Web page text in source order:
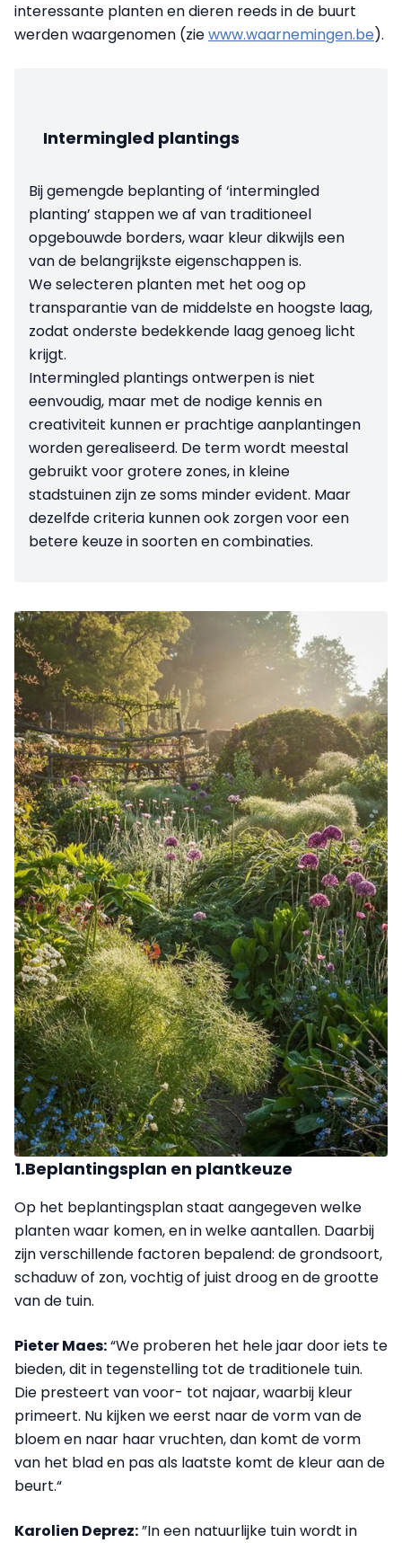
interessante planten en dieren reeds in de buurt
werden waargenomen (ziewww.waarnemingen.be).
Intermingled plantings
Bij gemengde beplanting of ‘intermingled
planting’ stappen we af van traditioneel
opgebouwde borders, waar kleur dikwijls een
van de belangrijkste eigenschappen is.
We selecteren planten met het oog op
transparantie van de middelste en hoogste laag,
zodat onderste bedekkende laag genoeg licht
krijgt.
Intermingled plantings ontwerpen is niet
eenvoudig, maar met de nodige kennis en
creativiteit kunnen er prachtige aanplantingen
worden gerealiseerd. De term wordt meestal
gebruikt voor grotere zones, in kleine
stadstuinen zijn ze soms minder evident. Maar
dezelfde criteria kunnen ook zorgen voor een
betere keuze in soorten en combinaties.
1.Beplantingsplan en plantkeuze
Op het beplantingsplan staat aangegeven welke
planten waar komen, en in welke aantallen. Daarbij
zijn verschillende factoren bepalend: de grondsoort,
schaduw of zon, vochtig of juist droog en de grootte
van de tuin.
Pieter Maes:“We proberen het hele jaar door iets te
bieden, dit in tegenstelling tot de traditionele tuin.
Die presteert van voor- tot najaar, waarbij kleur
primeert. Nu kijken we eerst naar de vorm van de
bloem en naar haar vruchten, dan komt de vorm
van het blad en pas als laatste komt de kleur aan de
beurt.“
Karolien Deprez:”In een natuurlijke tuin wordt in